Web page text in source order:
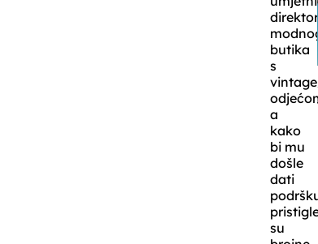
modnog
butika
s
vintage
a
kako
bi mu
došle
dati
su